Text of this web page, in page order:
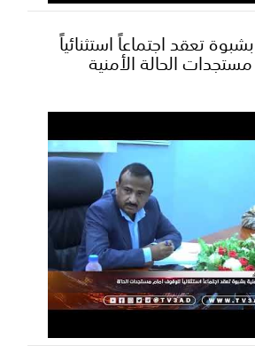
تعقد اجتماعاً استثنائياً
الحالة الأمنية